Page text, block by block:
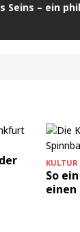
Seins – ein
KULTUR
So
einen